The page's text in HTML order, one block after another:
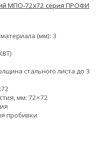
МПО-72х72 серия ПРОФИ
(мм): 3
стального листа до 3
мм: 72×72
пробивки